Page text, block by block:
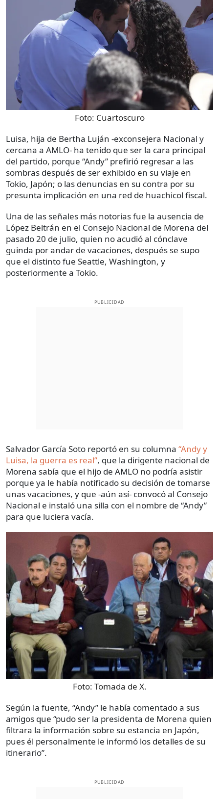
Foto: Cuartoscuro
Luisa, hija de Bertha Luján -exconsejera Nacional y
cercana a AMLO- ha tenido que ser la cara principal
del partido, porque “Andy” prefirió regresar a las
sombras después de ser exhibido en su viaje en
Tokio, Japón; o las denuncias en su contra por su
presunta implicación en una red de huachicol fiscal.
Una de las señales más notorias fue la ausencia de
López Beltrán en el Consejo Nacional de Morena del
pasado 20 de julio, quien no acudió al cónclave
guinda por andar de vacaciones, después se supo
que el distinto fue Seattle, Washington, y
posteriormente a Tokio.
PUBLICIDAD
Salvador García Soto reportó en su columna “Andy y
Luisa, la guerra es real”, que la dirigente nacional de
Morena sabía que el hijo de AMLO no podría asistir
porque ya le había notificado su decisión de tomarse
unas vacaciones, y que -aún así- convocó al Consejo
Nacional e instaló una silla con el nombre de “Andy”
para que luciera vacía.
Foto: Tomada de X.
Según la fuente, “Andy” le había comentado a sus
amigos que “pudo ser la presidenta de Morena quien
filtrara la información sobre su estancia en Japón,
pues él personalmente le informó los detalles de su
itinerario”.
PUBLICIDAD